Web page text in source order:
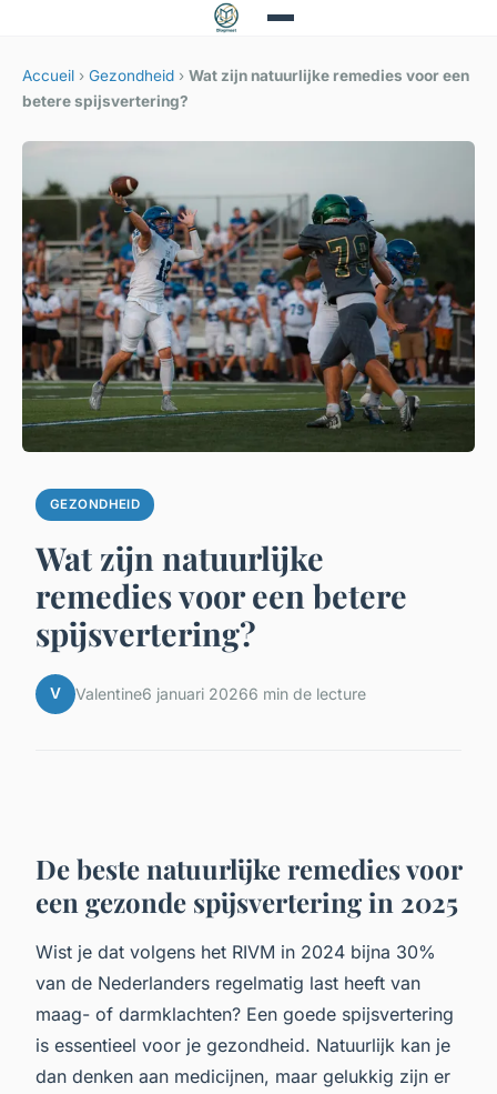
Accueil › Gezondheid › Wat zijn natuurlijke remedies voor een
betere spijsvertering?
GEZONDHEID
Wat zijn natuurlijke
remedies voor een betere
spijsvertering?
V Valentine6 januari 20266 min de lecture
De beste natuurlijke remedies voor
een gezonde spijsvertering in 2025
Wist je dat volgens het RIVM in 2024 bijna 30%
van de Nederlanders regelmatig last heeft van
maag- of darmklachten? Een goede spijsvertering
is essentieel voor je gezondheid. Natuurlijk kan je
dan denken aan medicijnen, maar gelukkig zijn er